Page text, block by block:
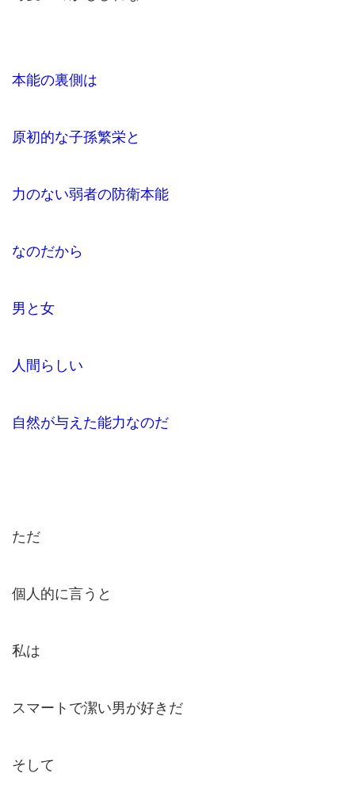
本能の裏側は
原初的な子孫繁栄と
力のない弱者の防衛本能
なのだから
男と女
人間らしい
自然が与えた能力なのだ
ただ
個人的に言うと
私は
スマートで潔い男が好きだ
そして